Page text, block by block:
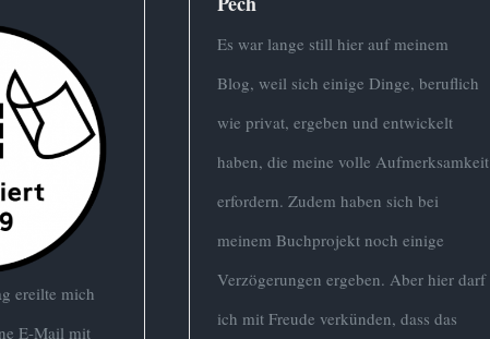
ereilte mich
E-Mail mit
Es war lange still hier auf meinem
Blog, weil sich einige Dinge, beruflich
wie privat, ergeben und entwickelt
haben, die meine volle Aufmerksamkeit
erfordern. Zudem haben sich bei
meinem Buchprojekt noch einige
Verzögerungen ergeben. Aber hier darf
ich mit Freude verkünden, dass das